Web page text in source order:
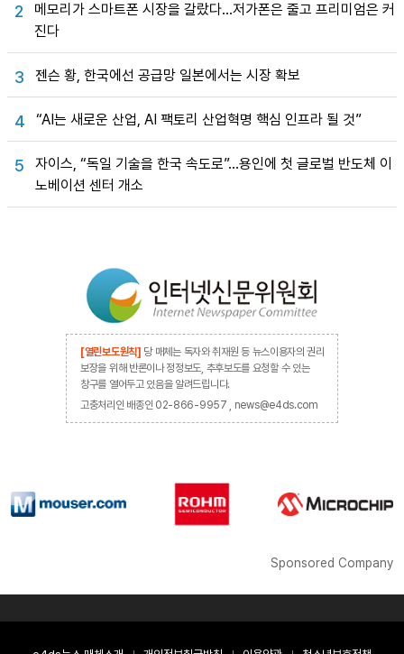
2
메모리가 스마트폰 시장을 갈랐다…저가폰은 줄고 프리미엄은 커
진다
3 젠슨 황, 한국에선 공급망 일본에서는 시장 확보
4 “AI는 새로운 산업, AI 팩토리 산업혁명 핵심 인프라 될 것”
5
자이스, “독일 기술을 한국 속도로”…용인에 첫 글로벌 반도체 이
노베이션 센터 개소
[열린보도원칙] 당 매체는 독자와 취재원 등 뉴스이용자의 권리
보장을 위해 반론이나 정정보도, 추후보도를 요청할 수 있는
창구를 열어두고 있음을 알려드립니다.
고충처리인 배종인 02-866-9957 , news@e4ds.com
Sponsored Company